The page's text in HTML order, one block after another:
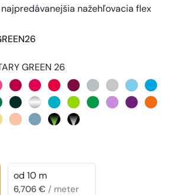
nažehľovacia flex
GREEN 26
od 10 m
6,706 € / meter